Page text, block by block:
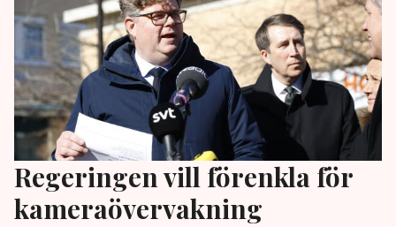
Regeringen vill förenkla för
kameraövervakning